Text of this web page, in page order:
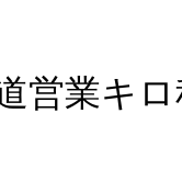
営業キ